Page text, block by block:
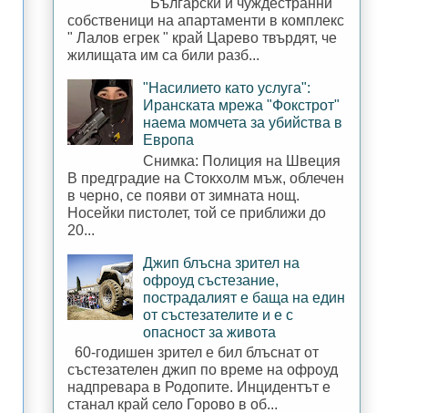
Български и чуждестранни
собственици на апартаменти в комплекс
" Лалов егрек " край Царево твърдят, че
жилищата им са били разб...
"Насилието като услуга":
Иранската мрежа "Фокстрот"
наема момчета за убийства в
Европа
Снимка: Полиция на Швеция
В предградие на Стокхолм мъж, облечен
в черно, се появи от зимната нощ.
Носейки пистолет, той се приближи до
20...
Джип блъсна зрител на
офроуд състезание,
пострадалият е баща на един
от състезателите и е с
опасност за живота
60-годишен зрител е бил блъснат от
състезателен джип по време на офроуд
надпревара в Родопите. Инцидентът е
станал край село Горово в об...